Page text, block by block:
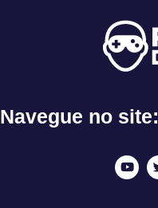
Navegue no site: